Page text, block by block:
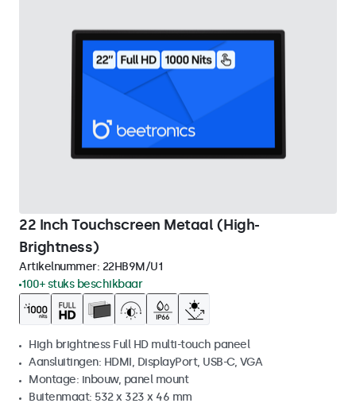
22 Inch Touchscreen Metaal (High-
Brightness)
Artikelnummer: 22HB9M/U1
100+ stuks beschikbaar
High brightness Full HD multi-touch paneel
Aansluitingen: HDMI, DisplayPort, USB-C, VGA
Montage: inbouw, panel mount
Buitenmaat: 532 x 323 x 46 mm